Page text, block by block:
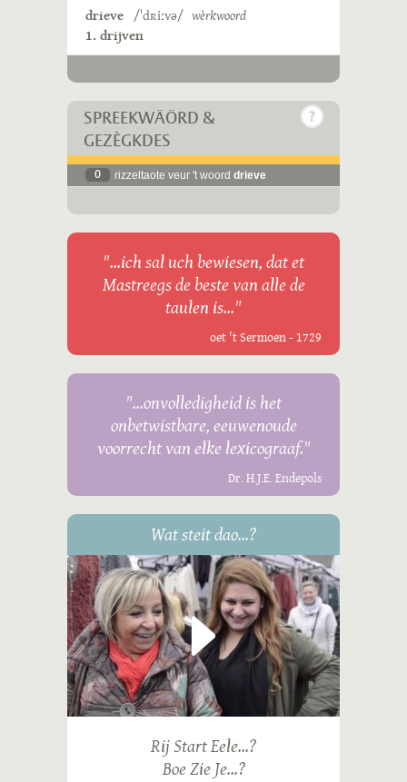
drieve /ˈdʀiːvə/ wèrkwoord
1. drijven
SPREEKWÄÖRD &
GEZÈGKDES
0 rizzeltaote veur 't woord drieve
"...ich sal uch bewiesen, dat et
Mastreegs de beste van alle de
taulen is..."
oet 't Sermoen - 1729
"...onvolledigheid is het
onbetwistbare, eeuwenoude
voorrecht van elke lexicograaf."
Dr. H.J.E. Endepols
Wat steit dao...?
Rij Start Eele...?
Boe Zie Je...?